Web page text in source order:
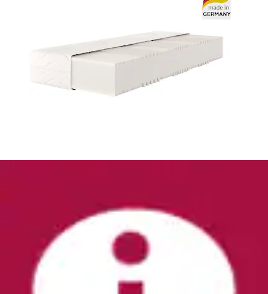
Lasse, Matratze 90x200 cm & weitere Größen«
OTTO home
Ursprünglicher Preis
UVP 499,00 € Rabatt
Aktueller Preis
237,99 €